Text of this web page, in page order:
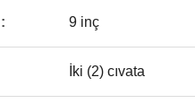
9 inç
İki (2) cıvata